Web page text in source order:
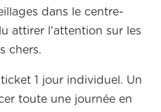
dans le centre-
attirer l'attention sur les
chers.
1 jour individuel. Un
toute une journée en